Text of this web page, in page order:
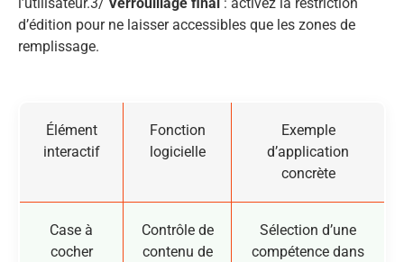
d’édition pour ne laisser accessibles que les zones de
remplissage.
Élément
interactif
Fonction
logicielle
Exemple
d’application
concrète
Case à
cocher
Contrôle de
contenu de
Sélection d’une
compétence dans